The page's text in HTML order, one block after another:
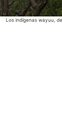
Los indígenas wayuu,